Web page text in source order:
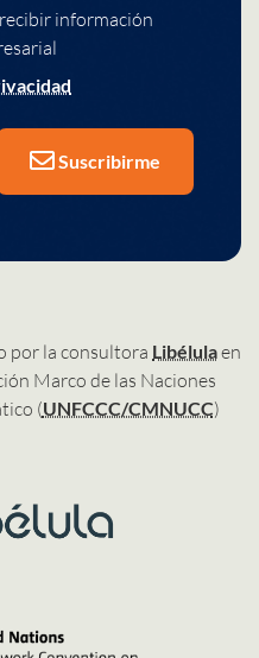
información
Suscribirme
por la consultora Libélulaen
Marco de las Naciones
(UNFCCC/CMNUCC)